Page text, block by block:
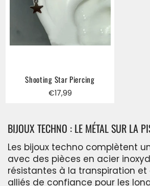
Shooting Star Piercing
Regular
€17,99
BIJOUX TECHNO : LE MÉTAL SUR LA
Les bijoux techno complètent
avec des pièces en acier
résistantes à la transpiration et
alliés de confiance pour les